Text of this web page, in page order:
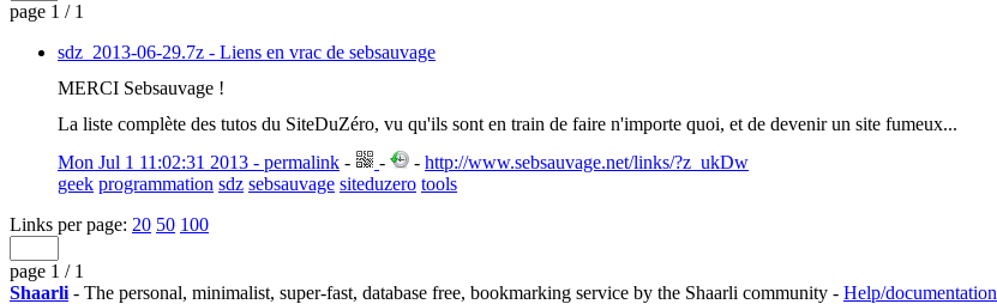
page 1 / 1
sdz_2013-06-29.7z - Liens en vrac de sebsauvage
MERCI Sebsauvage !
La liste complète des tutos du SiteDuZéro, vu qu'ils sont en train de faire n'importe quoi, et de devenir un site fumeux...
Mon Jul 1 11:02:31 2013 - permalink - - - http://www.sebsauvage.net/links/?z_ukDw
geek programmation sdz sebsauvage siteduzero tools
Links per page: 20 50 100
page 1 / 1
Shaarli - The personal, minimalist, super-fast, database free, bookmarking service by the Shaarli community - Help/documentation